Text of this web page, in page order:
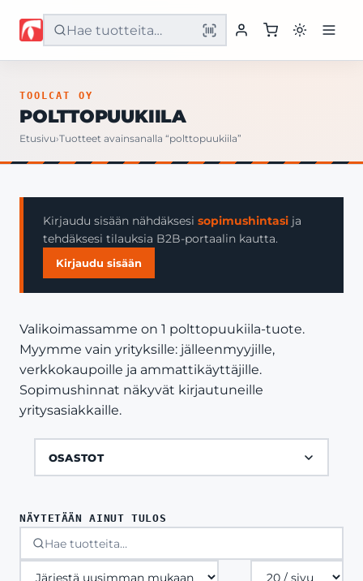
Etusivu
Yritys
Yhteystiedot
TOOLCAT OY
POLTTOPUUKIILA
Etusivu›Tuotteet avainsanalla “polttopuukiila”
Kirjaudu sisään nähdäksesi sopimushintasi ja
tehdäksesi tilauksia B2B-portaalin kautta.
Kirjaudu sisään
Valikoimassamme on 1 polttopuukiila-tuote.
Myymme vain yrityksille: jälleenmyyjille,
verkkokaupoille ja ammattikäyttäjille.
Sopimushinnat näkyvät kirjautuneille
yritysasiakkaille.
OSASTOT
NÄYTETÄÄN AINUT TULOS
Tuotteita